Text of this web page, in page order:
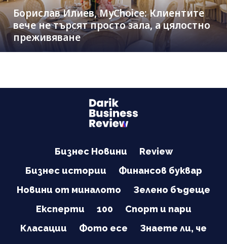
Борислав Илиев, MyChoice: Клиентите
вече не търсят просто зала, а цялостно
преживяване
Бизнес Новини
Review
Бизнес истории
Финансов буквар
Новини от миналото
Зелено бъдеще
Експерти
100
Спорт и пари
Класации
Фото есе
Знаете ли, че